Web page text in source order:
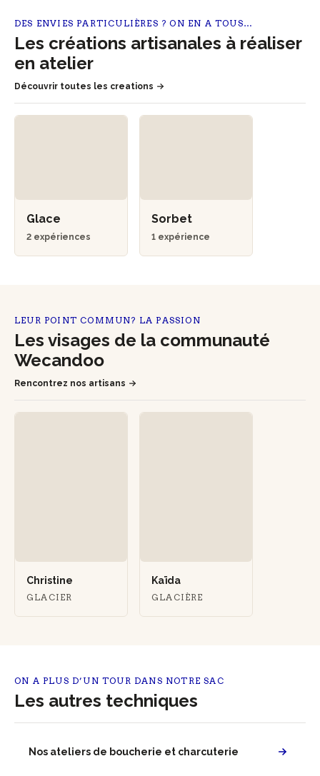
DES ENVIES PARTICULIÈRES ? ON EN A TOUS…
Les créations artisanales à réaliser
en atelier
Découvrir toutes les creations
Glace
2 expériences
Sorbet
1 expérience
LEUR POINT COMMUN? LA PASSION
Les visages de la communauté
Wecandoo
Rencontrez nos artisans
Christine
GLACIER
Kaïda
GLACIÈRE
ON A PLUS D’UN TOUR DANS NOTRE SAC
Les autres techniques
Nos ateliers de boucherie et charcuterie